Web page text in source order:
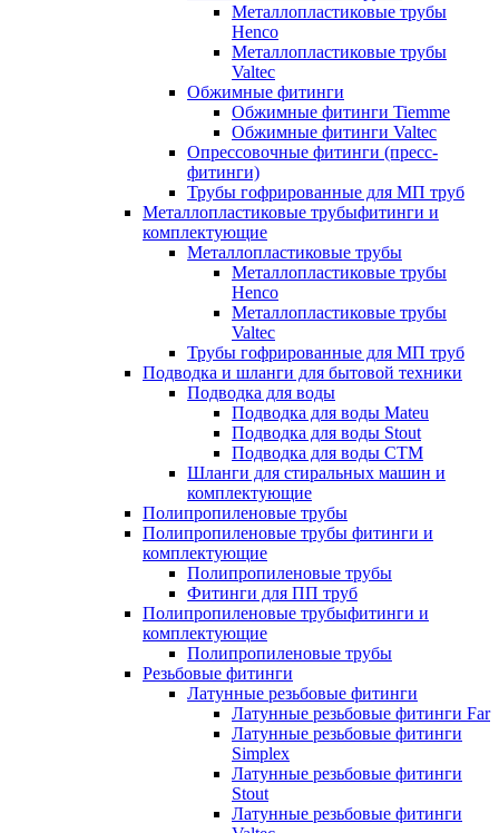
Металлопластиковые трубы
Henco
Металлопластиковые трубы
Valtec
Обжимные фитинги
Обжимные фитинги Tiemme
Обжимные фитинги Valtec
Опрессовочные фитинги (пресс-
фитинги)
Трубы гофрированные для МП труб
Металлопластиковые трубыфитинги и
комплектующие
Металлопластиковые трубы
Металлопластиковые трубы
Henco
Металлопластиковые трубы
Valtec
Трубы гофрированные для МП труб
Подводка и шланги для бытовой техники
Подводка для воды
Подводка для воды Mateu
Подводка для воды Stout
Подводка для воды СТМ
Шланги для стиральных машин и
комплектующие
Полипропиленовые трубы
Полипропиленовые трубы фитинги и
комплектующие
Полипропиленовые трубы
Фитинги для ПП труб
Полипропиленовые трубыфитинги и
комплектующие
Полипропиленовые трубы
Резьбовые фитинги
Латунные резьбовые фитинги
Латунные резьбовые фитинги Far
Латунные резьбовые фитинги
Simplex
Латунные резьбовые фитинги
Stout
Латунные резьбовые фитинги